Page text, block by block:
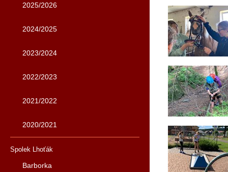
2025/2026
2024/2025
2023/2024
2022/2023
2021/2022
2020/2021
Spolek Lhoťák
Barborka